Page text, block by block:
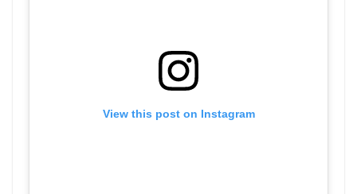
View this post on Instagram